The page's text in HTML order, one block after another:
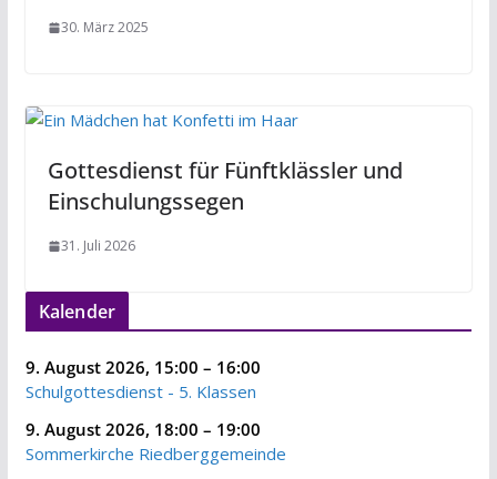
30. März 2025
Gottesdienst für Fünftklässler und
Einschulungssegen
31. Juli 2026
Kalender
9. August 2026, 15:00 – 16:00
Schulgottesdienst - 5. Klassen
9. August 2026, 18:00 – 19:00
Sommerkirche Riedberggemeinde